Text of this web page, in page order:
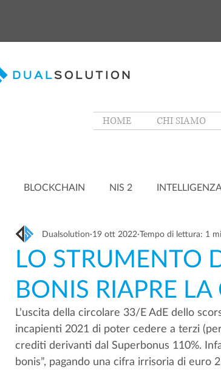
HOME CHI SIAMO
BLOCKCHAIN NIS 2
LO STRUMENTO
BONIS RIAPRE LA
Dualsolution 19 ott 2022 Tempo di lettura: 1
L’uscita della circolare 33/E AdE dello
incapienti 2021 di poter cedere a terzi
crediti derivanti dal Superbonus 110%.
bonis”, pagando una cifra irrisoria di